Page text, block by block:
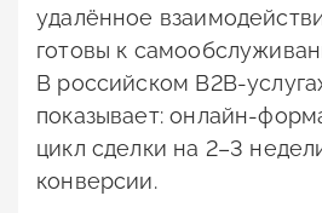
удалённое
готовы к
В российском B2B-
показывает: онлайн-
цикл сделки на 2–3
конверсии.